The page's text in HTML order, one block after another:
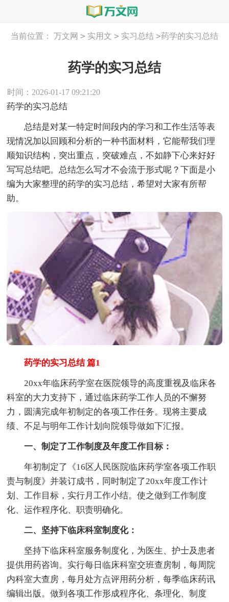
当前位置： 万文网 > 实用文 > 实习总结 >药学的实习总结
药学的实习总结
时间：2026-01-17 09:21:20
药学的实习总结
总结是对某一特定时间段内的学习和工作生活等表
现情况加以回顾和分析的一种书面材料，它能帮我们理
顺知识结构，突出重点，突破难点，不如静下心来好好
写写总结吧。总结怎么写才不会流于形式呢？下面是小
编为大家整理的药学的实习总结，希望对大家有所帮
助。
药学的实习总结 篇1
20xx年临床药学室在医院领导的高度重视及临床各
科室的大力支持下，通过临床药学工作人员的不懈努
力，圆满完成年初制定的各项工作任务。现将主要成
绩、不足与明年工作计划向院领导做如下汇报。
一、制定了工作制度及年度工作目标：
年初制定了《16区人民医院临床药学室各项工作职
责与制度》并装订成书，同时制定了20xx年度工作计
划、工作目标，实行月工作小结。使之做到工作制度
化、运作程序化、职责明确化。
二、坚持下临床科室制度化：
坚持下临床科室服务制度化，为医生、护士及患者
提供用药咨询。实行每日临床科室交班查房制，每周院
内科室大查房，每月处方点评用药分析，每季临床药讯
编辑出版。做到各项工作形成程序化、条理化、制度